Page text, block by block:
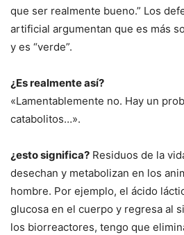
que ser realmente bueno.” Los
artificial argumentan que es más
y es “verde”.
¿Es realmente así?
«Lamentablemente no. Hay un
catabolitos…».
¿esto significa? Residuos de la
desechan y metabolizan en los
hombre. Por ejemplo, el ácido
glucosa en el cuerpo y regresa al
los biorreactores, tengo que